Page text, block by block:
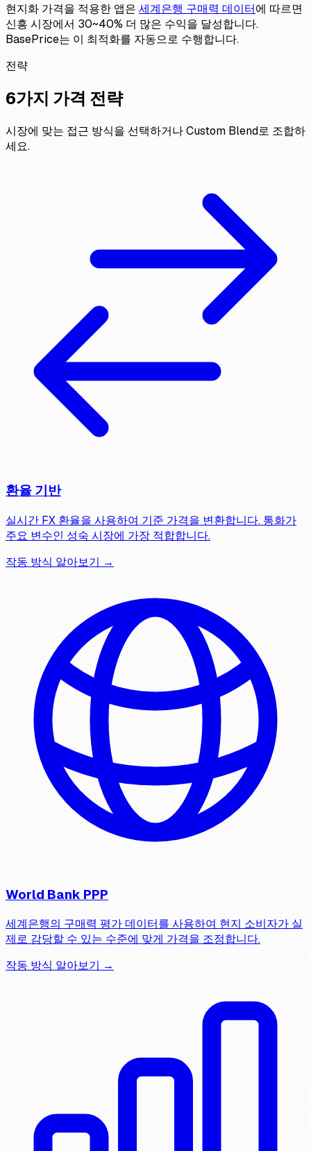
현지화 가격을 적용한 앱은 세계은행 구매력 데이터에 따르면
신흥 시장에서 30~40% 더 많은 수익을 달성합니다.
BasePrice는 이 최적화를 자동으로 수행합니다.
전략
6가지 가격 전략
시장에 맞는 접근 방식을 선택하거나 Custom Blend로 조합하
세요.
환율 기반
실시간 FX 환율을 사용하여 기준 가격을 변환합니다. 통화가
주요 변수인 성숙 시장에 가장 적합합니다.
작동 방식 알아보기 →
World Bank PPP
세계은행의 구매력 평가 데이터를 사용하여 현지 소비자가 실
제로 감당할 수 있는 수준에 맞게 가격을 조정합니다.
작동 방식 알아보기 →